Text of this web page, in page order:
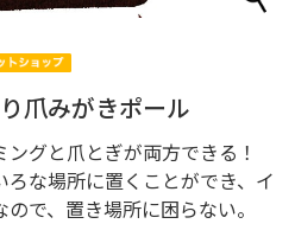
爪みがきポール
グと爪とぎが両方できる！
な場所に置くことができ、イ
で、置き場所に困らない。